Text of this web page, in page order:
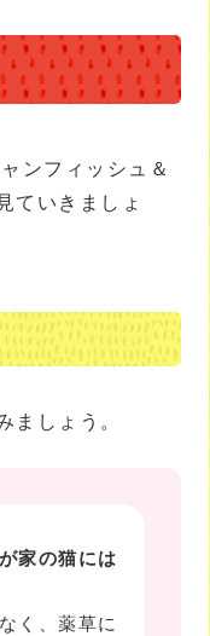
ンフィッシュ＆
ていきましょ
しょう。
家の猫には
く、薬草に